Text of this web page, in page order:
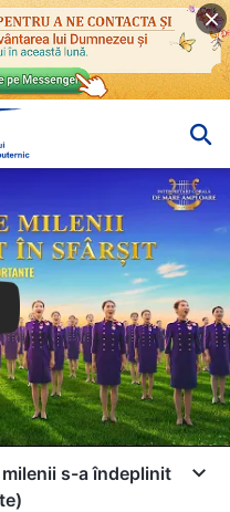
s-a îndeplinit